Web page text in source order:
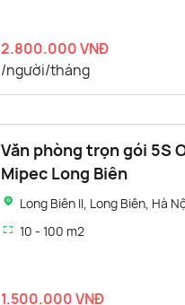
2.800.000 VNĐ
/người/tháng
Văn phòng trọn gói 5S
Mipec Long Biên
Long Biên II, Long Biên, Hà
10 - 100 m2
1.500.000 VNĐ